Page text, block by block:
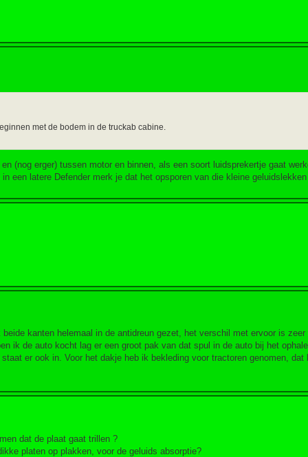
met de bodem in de truckab cabine.
(nog erger) tussen motor en binnen, als een soort luidsprekertje gaat
een latere Defender merk je dat het opsporen van die kleine geluidslekken
kanten helemaal in de antidreun gezet, het verschil met ervoor is
ik de auto kocht lag er een groot pak van dat spul in de auto bij het
er ook in. Voor het dakje heb ik bekleding voor tractoren genomen, dat
dat de plaat gaat trillen ?
platen op plakken, voor de geluids absorptie?